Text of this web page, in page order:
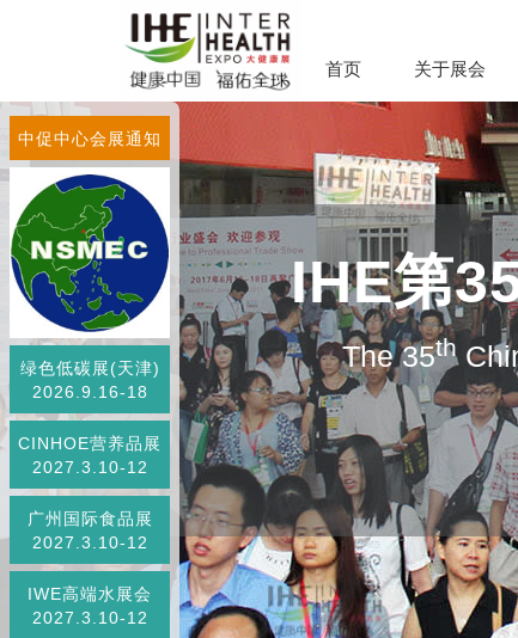
首页 关于展会
IHE第
The 35th
中促中心会展通知
绿色低碳展(天津)
2026.9.16-18
CINHOE营养品展
2027.3.10-12
广州国际食品展
2027.3.10-12
IWE高端水展会
2027.3.10-12